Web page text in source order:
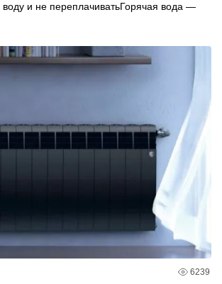
воду и не переплачиватьГорячая вода —
6239